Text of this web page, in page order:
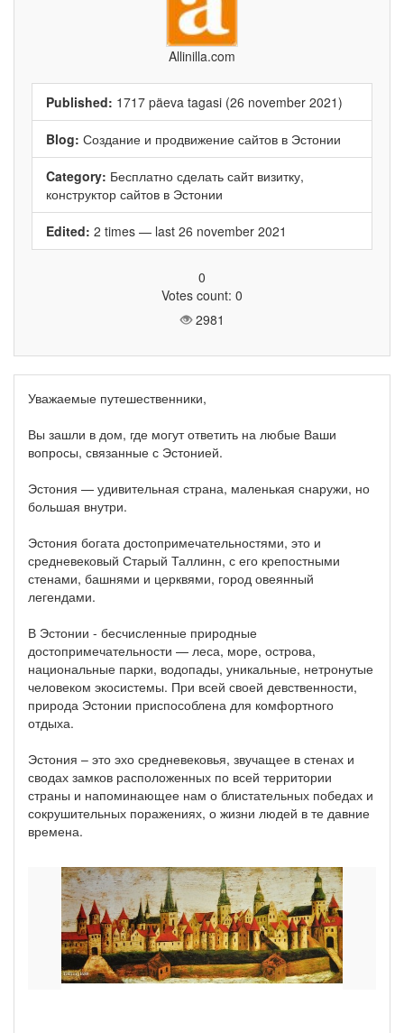
Allinilla.com
Published: 1717 päeva tagasi (26 november 2021)
Blog: Создание и продвижение сайтов в Эстонии
Category: Бесплатно сделать сайт визитку,
конструктор сайтов в Эстонии
Edited: 2 times — last 26 november 2021
0
Votes count: 0
2981
Уважаемые путешественники,
Вы зашли в дом, где могут ответить на любые Ваши
вопросы, связанные с Эстонией.
Эстония — удивительная страна, маленькая снаружи, но
большая внутри.
Эстония богата достопримечательностями, это и
средневековый Старый Таллинн, с его крепостными
стенами, башнями и церквями, город овеянный
легендами.
В Эстонии - бесчисленные природные
достопримечательности — леса, море, острова,
национальные парки, водопады, уникальные, нетронутые
человеком экосистемы. При всей своей девственности,
природа Эстонии приспособлена для комфортного
отдыха.
Эстония – это эхо средневековья, звучащее в стенах и
сводах замков расположенных по всей территории
страны и напоминающее нам о блистательных победах и
сокрушительных поражениях, о жизни людей в те давние
времена.